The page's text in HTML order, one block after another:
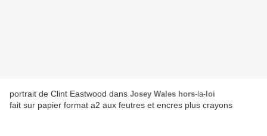
portrait de Clint Eastwood dans Josey Wales hors-la- loi
fait sur papier format a2 aux feutres et encres plus crayons